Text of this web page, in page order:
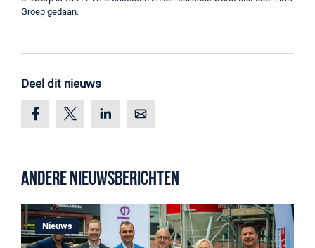
Groep gedaan.
Deel dit nieuws
Andere nieuwsberichten
Nieuws